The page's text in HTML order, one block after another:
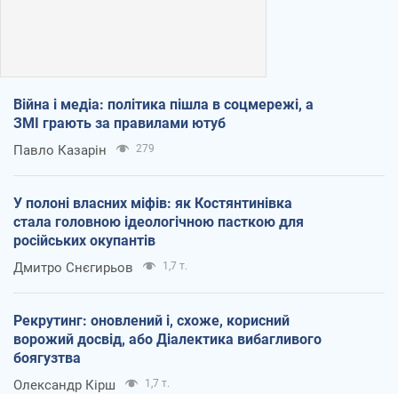
Війна і медіа: політика пішла в соцмережі, а
ЗМІ грають за правилами ютуб
Павло Казарін 279
У полоні власних міфів: як Костянтинівка
стала головною ідеологічною пасткою для
російських окупантів
Дмитро Снєгирьов 1,7 т.
Рекрутинг: оновлений і, схоже, корисний
ворожий досвід, або Діалектика вибагливого
боягузтва
Олександр Кірш 1,7 т.